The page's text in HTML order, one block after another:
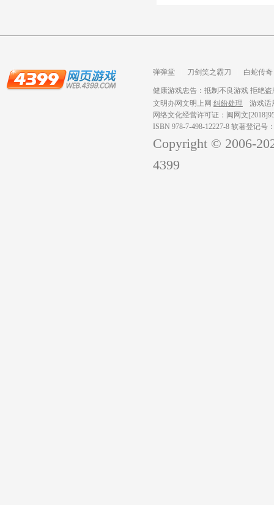
弹弹堂 刀剑笑之霸刀
白蛇传奇
健康游戏忠告：抵制不良游戏 拒绝
文明办网文明上网 纠纷处理
游戏适
网络文化经营许可证：闽网文
ISBN 978-7-498-12227-8 软著登记号
Copyright © 2006-
4399